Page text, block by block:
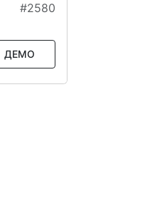
#2580
ДЕМО